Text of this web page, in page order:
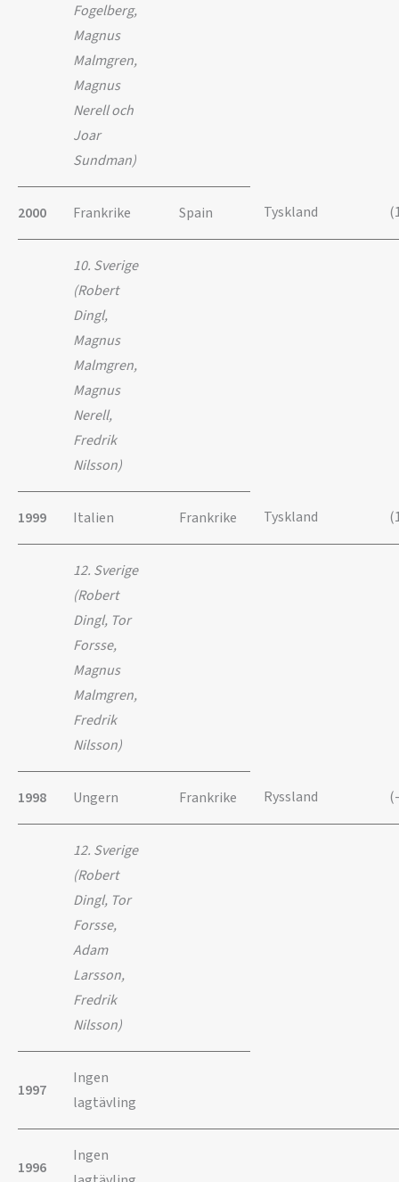
Fogelberg,
Magnus
Malmgren,
Magnus
Nerell och
Joar
Sundman)
2000 Frankrike Spain Tyskland
10. Sverige
(Robert
Dingl,
Magnus
Malmgren,
Magnus
Nerell,
Fredrik
Nilsson)
1999 Italien Frankrike Tyskland
12. Sverige
(Robert
Dingl, Tor
Forsse,
Magnus
Malmgren,
Fredrik
Nilsson)
1998 Ungern Frankrike Ryssland
12. Sverige
(Robert
Dingl, Tor
Forsse,
Adam
Larsson,
Fredrik
Nilsson)
1997
Ingen
lagtävling
1996
Ingen